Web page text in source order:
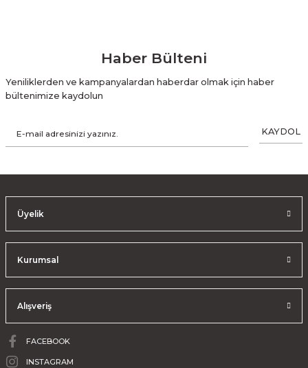
Haber Bülteni
Yeniliklerden ve kampanyalardan haberdar olmak için haber
bültenimize kaydolun
KAYDOL
Üyelik
Kurumsal
Alışveriş
FACEBOOK
INSTAGRAM